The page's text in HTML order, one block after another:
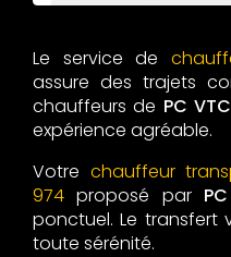
Le service de
assure des trajets
chauffeurs de PC VTC
expérience agréable.
Votre chauffeur
974 proposé par
ponctuel. Le transfert
toute sérénité.